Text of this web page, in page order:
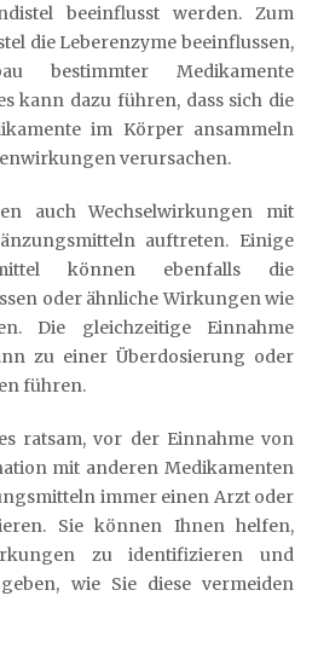
beeinflusst werden. Zum
die Leberenzyme beeinflussen,
bestimmter Medikamente
kann dazu führen, dass sich die
im Körper ansammeln
verursachen.
auch Wechselwirkungen mit
auftreten. Einige
können ebenfalls die
oder ähnliche Wirkungen wie
Die gleichzeitige Einnahme
zu einer Überdosierung oder
führen.
ratsam, vor der Einnahme von
mit anderen Medikamenten
immer einen Arzt oder
Sie können Ihnen helfen,
zu identifizieren und
wie Sie diese vermeiden